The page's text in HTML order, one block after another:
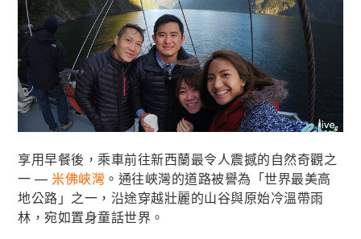
享用早餐後，乘車前往新西蘭最令人震撼的自然奇觀之
一 — 米佛峽灣 。通往峽灣的道路被譽為「世界最美高
地公路」之一，沿途穿越壯麗的山谷與原始冷溫帶雨
林，宛如置身童話世界。